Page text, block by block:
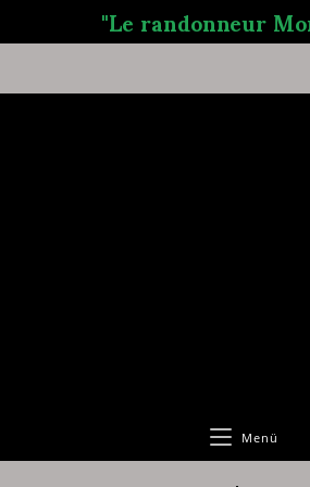
"Le randonneur
Menü